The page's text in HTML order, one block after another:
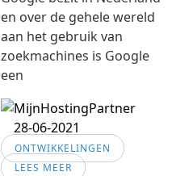
en over de gehele wereld
aan het gebruik van
zoekmachines is Google
een
28-06-2021
ONTWIKKELINGEN
LEES MEER